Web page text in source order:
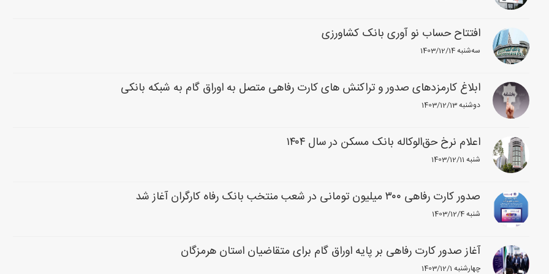
افتتاح حساب نو آوری بانک کشاورزی
1403/12/14 سه‌شنبه
ابلاغ کارمزدهای صدور و تراکنش های کارت رفاهی متصل به اوراق گام به شبکه بانکی
1403/12/13 دوشنبه
اعلام نرخ حق‌الوکاله بانک مسکن در سال ۱۴۰۴
1403/12/11 شنبه
صدور کارت رفاهی ۳۰۰ میلیون تومانی در شعب منتخب بانک رفاه کارگران آغاز شد
1403/12/4 شنبه
آغاز صدور کارت رفاهی بر پایه اوراق گام برای متقاضیان استان هرمزگان
1403/12/1 چهارشنبه